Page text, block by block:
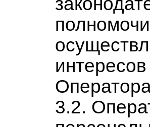
3.2.